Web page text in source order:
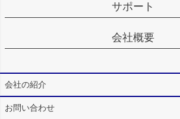
サポート
会社概要
会社の紹介
お問い合わせ